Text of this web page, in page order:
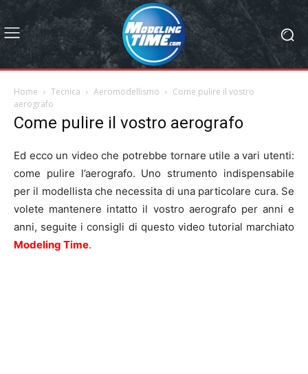
Home Tecnica Aeromodellismo
Come pulire il vostro
aerografo
Come pulire il vostro aerografo
Ed ecco un video che potrebbe tornare utile a vari utenti:
come pulire l’aerografo. Uno strumento indispensabile
per il modellista che necessita di una particolare cura. Se
volete mantenere intatto il vostro aerografo per anni e
anni, seguite i consigli di questo video tutorial marchiato
Modeling Time.